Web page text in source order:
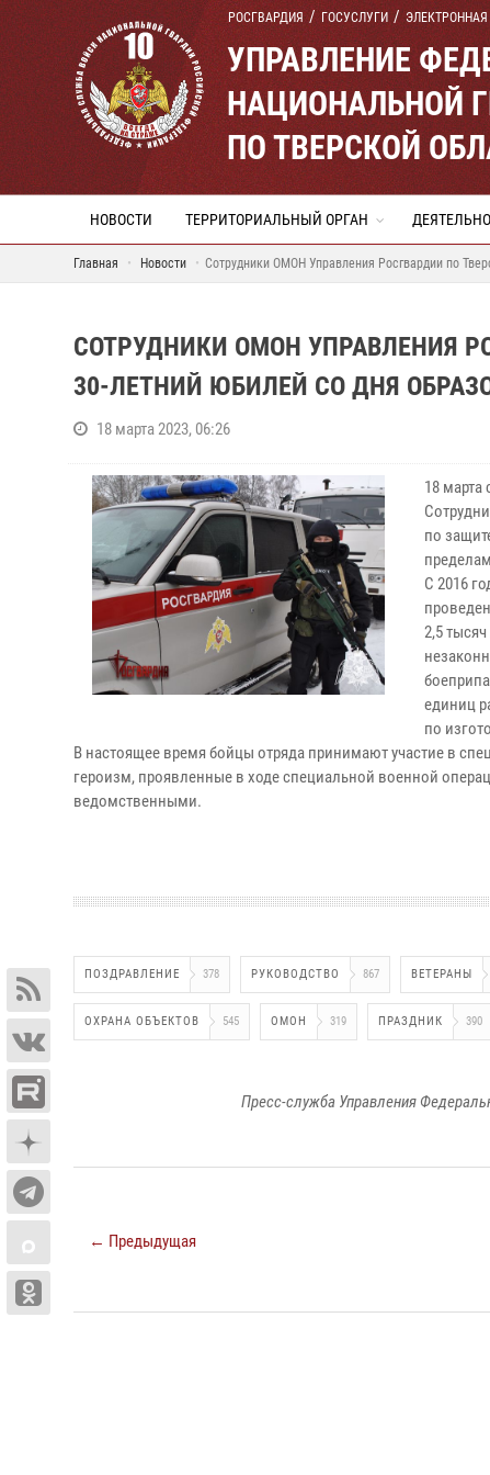
РОСГВАРДИЯ ГОСУСЛУГИ
УПРАВЛЕНИЕ
НАЦИОНАЛЬНОЙ
ПО ТВЕРСКОЙ
НОВОСТИ ТЕРРИТОРИАЛЬНЫЙ ОРГАН
Главная Новости Сотрудники ОМОН Управления Росгвардии по
СОТРУДНИКИ ОМОН УПРАВЛЕНИЯ
30-ЛЕТНИЙ ЮБИЛЕЙ СО ДНЯ
18 марта 2023, 06:26
18
по
С 2016
2,5
единиц
по
В настоящее время бойцы отряда принимают участие в
героизм, проявленные в ходе специальной военной
ведомственными.
ПОЗДРАВЛЕНИЕ 378 РУКОВОДСТВО 867 ВЕТЕРАНЫ
ОХРАНА ОБЪЕКТОВ 545 ОМОН 319 ПРАЗДНИК 390
Пресс-служба Управления
← Предыдущая